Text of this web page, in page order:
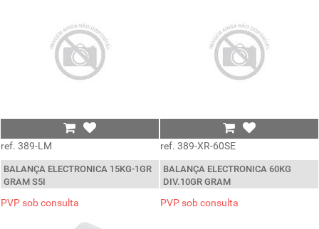
ref. 389-LM
BALANÇA ELECTRONICA 15KG-1GR
GRAM S5I
PVP sob consulta
ref. 389-XR-60SE
BALANÇA ELECTRONICA 60KG
DIV.10GR GRAM
PVP sob consulta